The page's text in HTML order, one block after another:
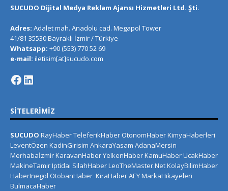
SUCUDO Dijital Medya Reklam Ajansı Hizmetleri Ltd. Şti.
Adres: Adalet mah. Anadolu cad. Megapol Tower
41/81 35530 Bayraklı İzmir / Türkiye
Whatsapp: +90 (553) 770 52 69
e-mail: iletisim[at]sucudo.com
SITELERIMIZ
SUCUDO RayHaberTeleferikHaber OtonomHaberKimyaHaberleri
LeventÖzen KadinGirisim AnkaraYasam AdanaMersin
MerhabaİzmirKaravanHaberYelkenHaberKamuHaberUcakHaber
MakineTamirIptidai SilahHaberLeoTheMaster.NetKolayBilimHaber
HaberInegol OtobanHaber KiraHaberAEYMarkaHikayeleri
BulmacaHaber